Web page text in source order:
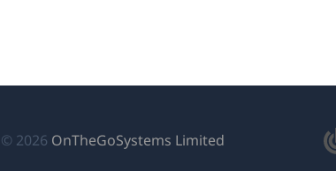
© 2026 OnTheGoSystems Limited